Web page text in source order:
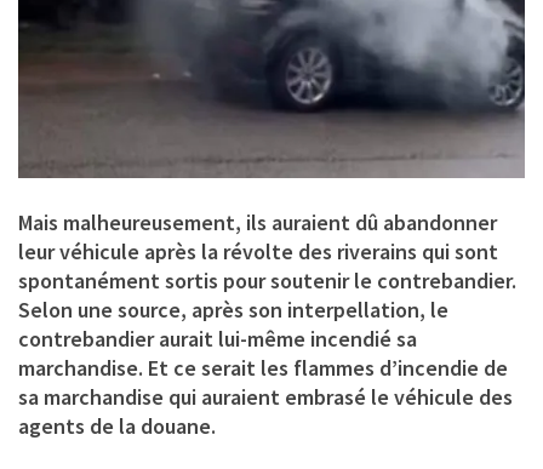
Mais malheureusement, ils auraient dû abandonner
leur véhicule après la révolte des riverains qui sont
spontanément sortis pour soutenir le contrebandier.
Selon une source, après son interpellation, le
contrebandier aurait lui-même incendié sa
marchandise. Et ce serait les flammes d’incendie de
sa marchandise qui auraient embrasé le véhicule des
agents de la douane.